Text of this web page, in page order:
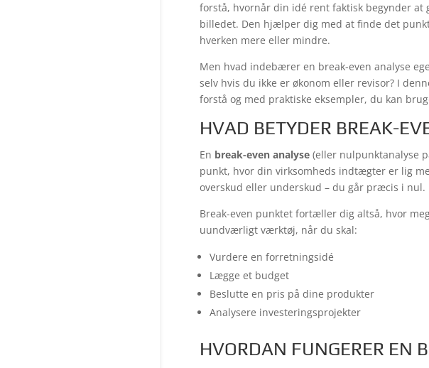
forstå, hvornår din idé rent faktisk begynder at
billedet. Den hjælper dig med at finde det
hverken mere eller mindre.
Men hvad indebærer en break-even analyse
selv hvis du ikke er økonom eller revisor? I
forstå og med praktiske eksempler, du kan
HVAD BETYDER BREAK-
En break-even analyse(eller nulpunktanalyse
punkt, hvor din virksomheds indtægter er lig
overskud eller underskud – du går præcis i nul.
Break-even punktet fortæller dig altså, hvor
uundværligt værktøj, når du skal:
Vurdere en forretningsidé
Lægge et budget
Beslutte en pris på dine produkter
Analysere investeringsprojekter
HVORDAN FUNGERER EN